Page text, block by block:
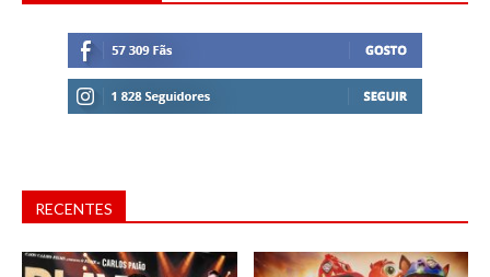
RECENTES